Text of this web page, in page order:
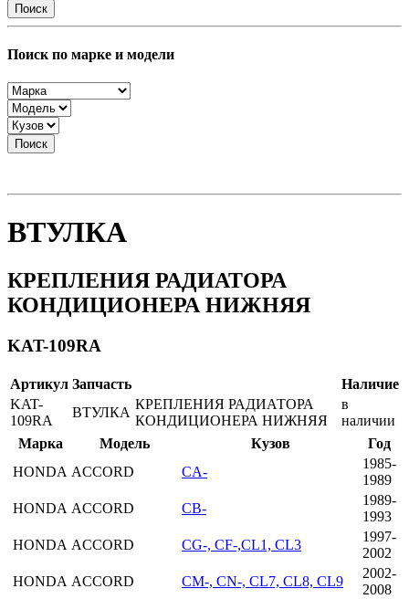
Поиск
Поиск по марке и модели
Поиск
ВТУЛКА
КРЕПЛЕНИЯ РАДИАТОРА
КОНДИЦИОНЕРА НИЖНЯЯ
KAT-109RA
Артикул Запчасть
Наличие
KAT-
109RA
ВТУЛКА
КРЕПЛЕНИЯ РАДИАТОРА
КОНДИЦИОНЕРА НИЖНЯЯ
в
наличии
Марка
Модель Кузов
Год
HONDA ACCORD CA-
1985-
1989
HONDA ACCORD CB-
1989-
1993
HONDA ACCORD CG-, CF-,CL1, CL3
1997-
2002
HONDA ACCORD CM-, CN-, CL7, CL8, CL9
2002-
2008